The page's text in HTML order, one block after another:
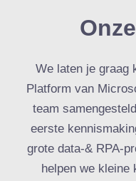
We laten je graag
Platform van
team
eerste
grote data-& RPA-
helpen we kleine